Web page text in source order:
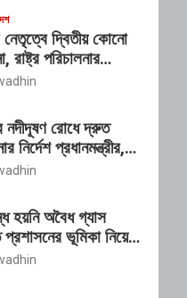
নেতৃত্বে দ্বিতীয় কোনো
পরিচালনার
রাশেদ খাঁনের
নদীদূষণ রোধে দ্রুত
নির্দেশ প্রধানমন্ত্রীর,
সমন্বয় কমিটি
হয়নি অবৈধ গ্যাস
ভূমিকা নিয়ে